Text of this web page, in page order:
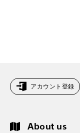
アカウント登録
About us